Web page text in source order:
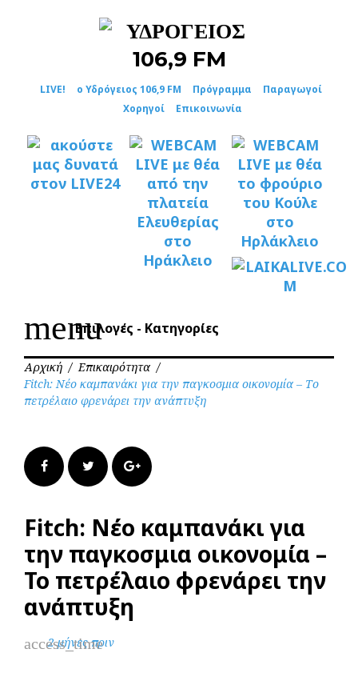
LIVE! ο Υδρόγειος 106,9 FM Πρόγραμμα
Παραγωγοί
Χορηγοί
Επικοινωνία
menuΕπιλογές - Κατηγορίες
Αρχική / Επικαιρότητα /
Fitch: Νέο καμπανάκι για την παγκοσμια οικονομία – Το
πετρέλαιο φρενάρει την ανάπτυξη
FacebookTwitter Google+
Fitch: Νέο καμπανάκι για
την παγκοσμια οικονομία –
Το πετρέλαιο φρενάρει την
ανάπτυξη
access_time
2 μήνες πριν